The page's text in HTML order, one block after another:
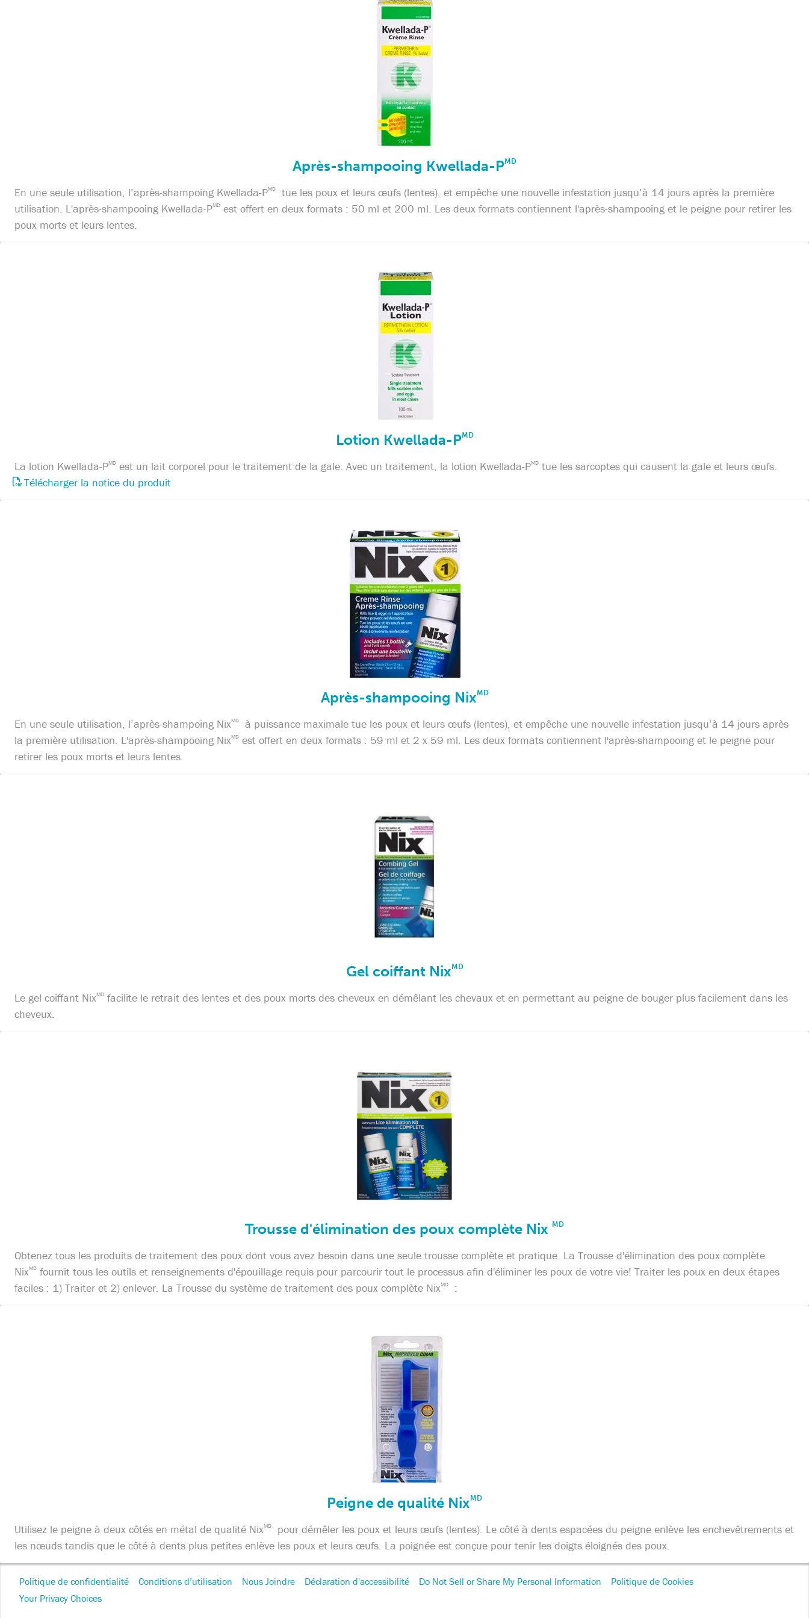
Après-shampooing Kwellada-PMD
En une seule utilisation, l’après-shampoing Kwellada-PMD
tue les poux et leurs œufs (lentes), et empêche une nouvelle infestation jusqu’à 14 jours après la première
utilisation. L'après-shampooing Kwellada-PMD est offert en deux formats : 50 ml et 200 ml. Les deux formats contiennent l'après-shampooing et le peigne pour retirer les
poux morts et leurs lentes.
Lotion Kwellada-PMD
La lotion Kwellada-PMD est un lait corporel pour le traitement de la gale. Avec un traitement, la lotion Kwellada-PMD tue les sarcoptes qui causent la gale et leurs œufs.
Télécharger la notice du produit
Après-shampooing NixMD
En une seule utilisation, l’après-shampoing NixMD
à puissance maximale tue les poux et leurs œufs (lentes), et empêche une nouvelle infestation jusqu’à 14 jours après
la première utilisation. L'après-shampooing NixMD est offert en deux formats : 59 ml et 2 x 59 ml. Les deux formats contiennent l'après-shampooing et le peigne pour
retirer les poux morts et leurs lentes.
Gel coiffant NixMD
Le gel coiffant NixMD facilite le retrait des lentes et des poux morts des cheveux en démêlant les chevaux et en permettant au peigne de bouger plus facilement dans les
cheveux.
Trousse d'élimination des poux complète Nix MD
Obtenez tous les produits de traitement des poux dont vous avez besoin dans une seule trousse complète et pratique. La Trousse d'élimination des poux complète
NixMD fournit tous les outils et renseignements d'épouillage requis pour parcourir tout le processus afin d'éliminer les poux de votre vie! Traiter les poux en deux étapes
faciles : 1) Traiter et 2) enlever. La Trousse du système de traitement des poux complète NixMD :
Peigne de qualité NixMD
Utilisez le peigne à deux côtés en métal de qualité NixMD
pour démêler les poux et leurs œufs (lentes). Le côté à dents espacées du peigne enlève les enchevêtrements et
les nœuds tandis que le côté à dents plus petites enlève les poux et leurs œufs. La poignée est conçue pour tenir les doigts éloignés des poux.
Footer
Navigation
Politique de confidentialité Conditions d’utilisation Nous Joindre Déclaration d'accessibilité Do Not Sell or Share My Personal Information
Politique de Cookies
Your Privacy Choices